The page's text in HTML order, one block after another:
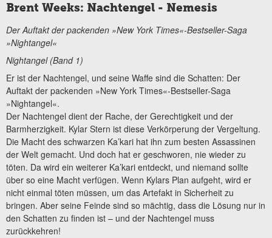
Brent Weeks: Nachtengel - Nemesis
Der Auftakt der packenden »New York Times«-Bestseller-Saga
»Nightangel«
Nightangel (Band 1)
Er ist der Nachtengel, und seine Waffe sind die Schatten: Der
Auftakt der packenden »New York Times«-Bestseller-Saga
»Nightangel«.
Der Nachtengel dient der Rache, der Gerechtigkeit und der
Barmherzigkeit. Kylar Stern ist diese Verkörperung der Vergeltung.
Die Macht des schwarzen Ka’kari hat ihn zum besten Assassinen
der Welt gemacht. Und doch hat er geschworen, nie wieder zu
töten. Da wird ein weiterer Ka’kari entdeckt, und niemand sollte
über so eine Macht verfügen. Wenn Kylars Plan aufgeht, wird er
nicht einmal töten müssen, um das Artefakt in Sicherheit zu
bringen. Aber seine Feinde sind so mächtig, dass die Lösung nur in
den Schatten zu finden ist – und der Nachtengel muss
zurückkehren!